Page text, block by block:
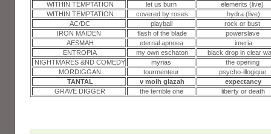
WITHIN TEMPTATION
let us burn
elements (live)
WITHIN TEMPTATION
covered by roses
hydra (live)
AC/DC
playball
rock or bust
IRON MAIDEN
flash of the blade
powerslave
AESMAH
eternal apnoea
imeria
ENTROPIA
my own eschaton
black drop in clear
NIGHTMARES &ND COMEDY
myrias
the opening
MORDIGGAN
tourmenteur
psycho-illogique
TANTAL
v moih glazah
expectancy
GRAVE DIGGER
the terrible one liberty or death